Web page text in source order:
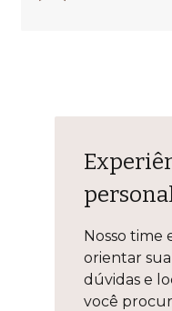
Nosso time
orientar
dúvidas e
você